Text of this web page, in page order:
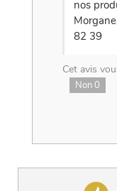
nos
82 39
Cet avis
Non0